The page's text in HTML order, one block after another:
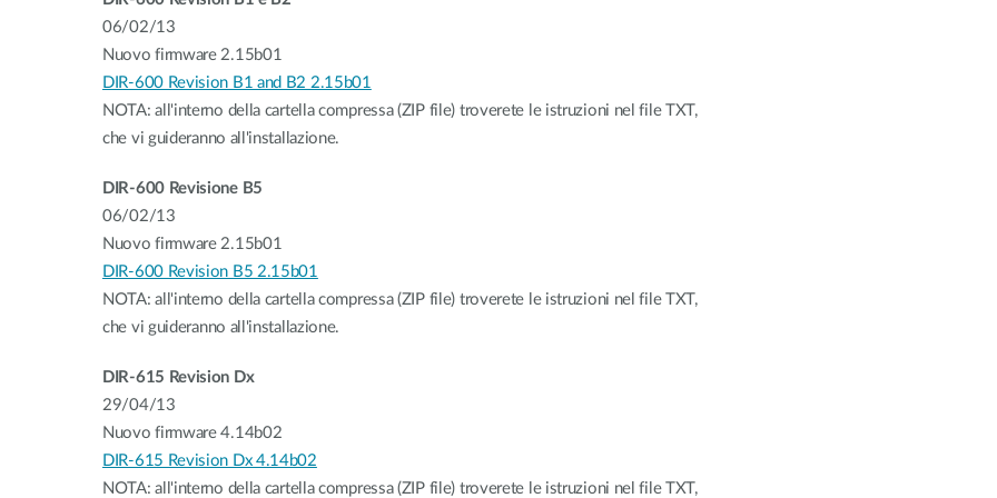
06/02/13
Nuovo firmware 2.15b01
DIR-600 Revision B1 and B2 2.15b01
NOTA: all'interno della cartella compressa (ZIP file) troverete le istruzioni nel file TXT,
che vi guideranno all'installazione.
DIR-600 Revisione B5
06/02/13
Nuovo firmware 2.15b01
DIR-600 Revision B5 2.15b01
NOTA: all'interno della cartella compressa (ZIP file) troverete le istruzioni nel file TXT,
che vi guideranno all'installazione.
DIR-615 Revision Dx
29/04/13
Nuovo firmware 4.14b02
DIR-615 Revision Dx 4.14b02
NOTA: all'interno della cartella compressa (ZIP file) troverete le istruzioni nel file TXT,